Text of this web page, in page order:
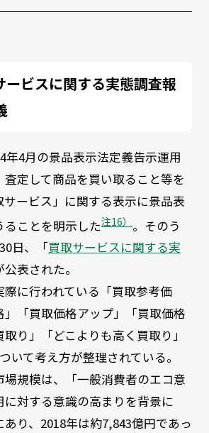
ービスに関する実態調査報
年4月の景品表示法定義告示運用
定して商品を買い取ること等を
ービス」に関する表示に景品表
ことを明示した注16） 。そのう
日、「買取サービスに関する実
公表された。
に行われている「買取参考価
「買取価格アップ」「買取価格
り」「どこよりも高く買取り」
いて考え方が整理されている。
場規模は、「一般消費者のエコ意
対する意識の高まりを背景に
り、2018年は約7,843億円であっ